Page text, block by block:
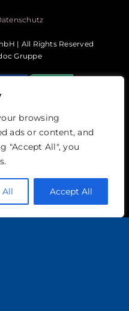
browsing
ads or content, and
"Accept All", you
All Accept All
| All Rights Reserved
Gruppe